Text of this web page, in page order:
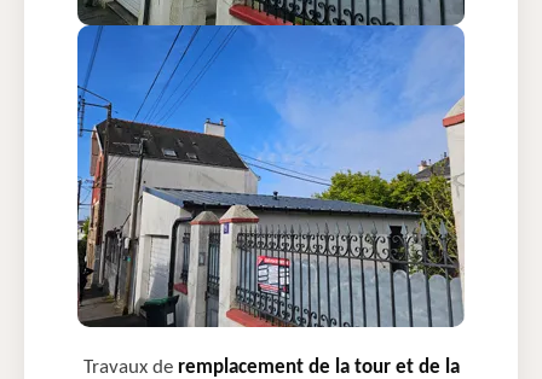
Travaux de remplacement de la tour et de la